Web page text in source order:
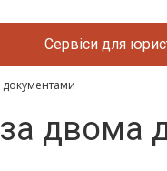
Сервіси для
документами
за двома